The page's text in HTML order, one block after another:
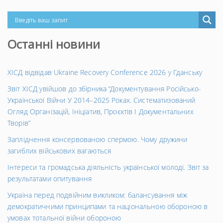
Останні новини
ХІСД відвідав Ukraine Recovery Conference 2026 у Гданську
Звіт ХІСД увійшов до збірника “Документування Російсько-
Української Війни У 2014–2025 Роках. Систематизований
Огляд Організацій, Ініціатив, Проєктів І Документальних
Творів”
Запліднення консервованою спермою. Чому дружини
загиблих військових вагаються
Інтереси та громадська діяльність української молоді. Звіт за
результатами опитування
Україна перед подвійним викликом: балансування між
демократичними принципами та національною обороною в
умовах тотальної війни обороною